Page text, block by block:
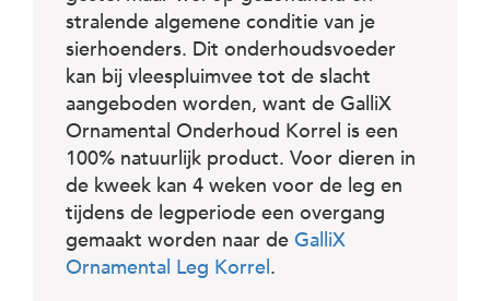
stralende algemene conditie van je
sierhoenders. Dit onderhoudsvoeder
kan bij vleespluimvee tot de slacht
aangeboden worden, want de GalliX
Ornamental Onderhoud Korrel is een
100% natuurlijk product. Voor dieren in
de kweek kan 4 weken voor de leg en
tijdens de legperiode een overgang
gemaakt worden naar de GalliX
Ornamental Leg Korrel.